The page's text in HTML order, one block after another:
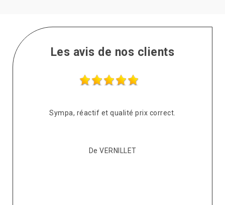
Les avis de nos clients
Après plusieurs devis réalisés auprès de différents